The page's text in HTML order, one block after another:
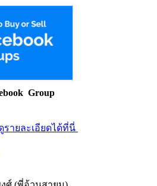
Group
รายละเอียดได้ที่นี่